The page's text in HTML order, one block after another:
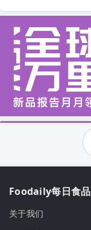
Foodaily每日食品
关于我们